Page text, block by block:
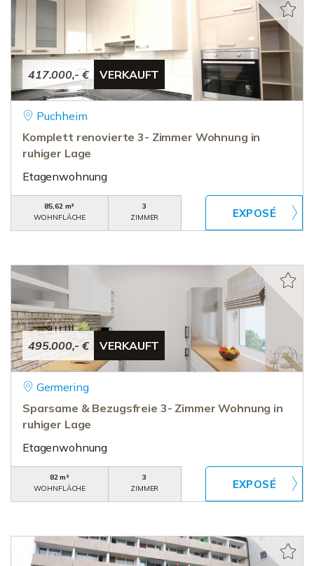
417.000,- € VERKAUFT
Puchheim
Komplett renovierte 3- Zimmer Wohnung in
ruhiger Lage
Etagenwohnung
85,62 m²
WOHNFLÄCHE
3
ZIMMER
495.000,- € VERKAUFT
Germering
Sparsame & Bezugsfreie 3- Zimmer Wohnung in
ruhiger Lage
Etagenwohnung
82 m²
WOHNFLÄCHE
3
ZIMMER